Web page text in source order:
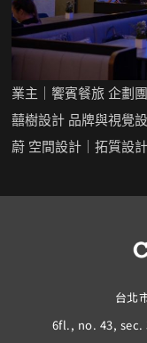
業主｜饗賓餐旅 企劃團隊｜饗賓餐旅、拓質設計、人二設計、
囍樹設計 品牌與視覺
蔚 空間設計｜拓質設計
台北
6fl., no. 43, sec.